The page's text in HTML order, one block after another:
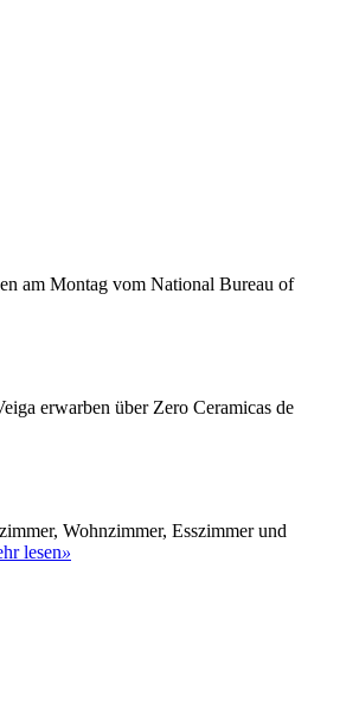
am Montag vom National Bureau of
erwarben über Zero Ceramicas de
Wohnzimmer, Esszimmer und
lesen»